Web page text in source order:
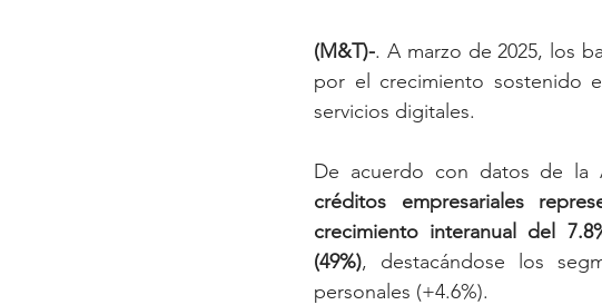
(M&T)-. A marzo de 2025, los
por el crecimiento sostenido
servicios digitales.
De acuerdo con datos de la
créditos empresariales
crecimiento interanual del
(49%), destacándose los
personales (+4.6%).